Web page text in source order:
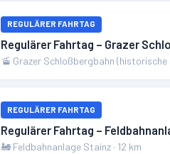
REGULÄRER FAHRTAG
Regulärer Fahrtag – Grazer
🚡 Grazer Schloßbergbahn
REGULÄRER FAHRTAG
Regulärer Fahrtag –
🚂 Feldbahnanlage Stainz · 12 km